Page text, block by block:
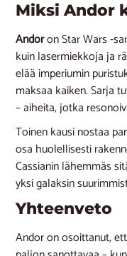
Miksi Andor
Andoron Star Wars -
kuin lasermiekkoja ja
elää imperiumin
maksaa kaiken. Sarja
– aiheita, jotka
Toinen kausi nostaa
osa huolellisesti
Cassianin lähemmäs
yksi galaksin
Yhteenveto
Andor on osoittanut,